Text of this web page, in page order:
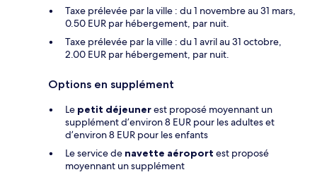
Taxe prélevée par la ville : du 1 novembre au 31 mars,
0.50 EUR par hébergement, par nuit.
Taxe prélevée par la ville : du 1 avril au 31 octobre,
2.00 EUR par hébergement, par nuit.
Options en supplément
Le petit déjeunerest proposé moyennant un
supplément d’environ 8 EUR pour les adultes et
d’environ 8 EUR pour les enfants
Le service de navette aéroport est proposé
moyennant un supplément